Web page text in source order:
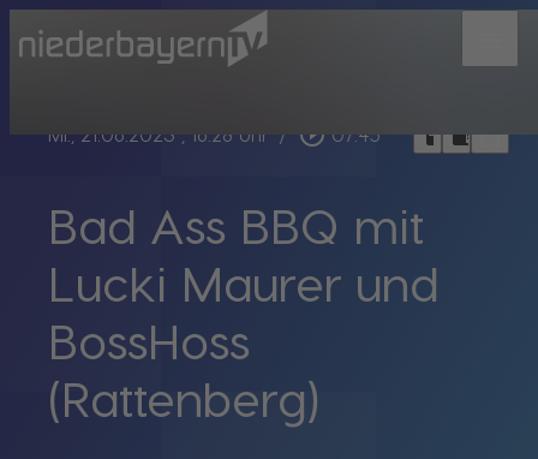
Mi., 21.06.2023 , 16:28 Uhr / play_circle_outline 07:45 headphoneschrome_reader_modebookmark_border
Bad Ass BBQ mit
Lucki Maurer und
BossHoss
(Rattenberg)